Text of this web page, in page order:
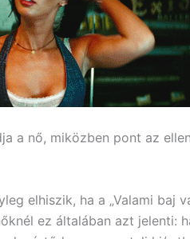
a nő, miközben pont az
elhiszik, ha a „Valami baj
ez általában azt jelenti: